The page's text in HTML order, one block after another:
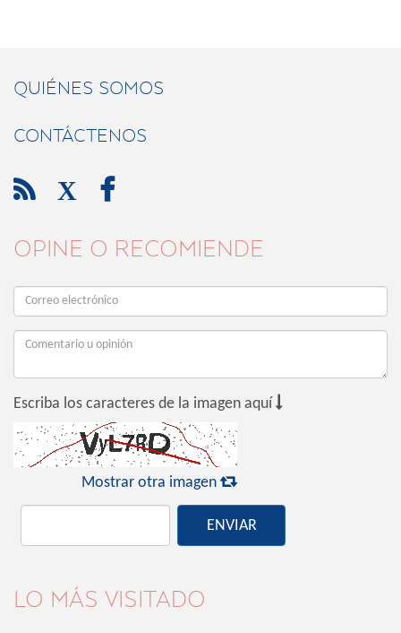
QUIÉNES SOMOS
CONTÁCTENOS
 X 
OPINE O RECOMIENDE
Escriba los caracteres de la imagen aquí 
Mostrar otra imagen 
ENVIAR
LO MÁS VISITADO